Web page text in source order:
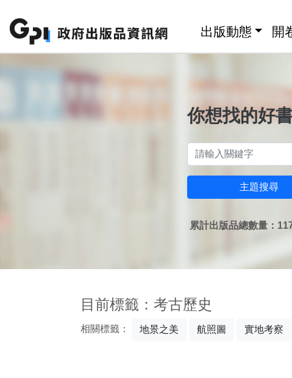
出版動態 開
你想找的好
主題搜尋
累計出版品總數量：
目前標籤：考古歷史
相關標籤： 地景之美 航照圖 實地考察